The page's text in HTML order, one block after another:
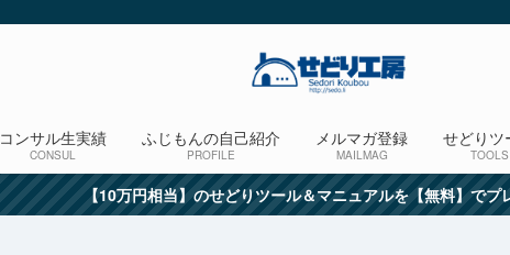
コンサル生実績
CONSUL
ふじもんの自己紹介
PROFILE
メルマガ登録
MAILMAG
せどりツ
TOOLS
【10万円相当】のせどりツール＆マニュアルを【無料】でプ